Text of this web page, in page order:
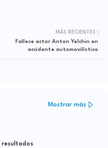
MÁS RECIENTES
Fallece actor Anton Yelchin en
accidente automovilístico
Mostrar más